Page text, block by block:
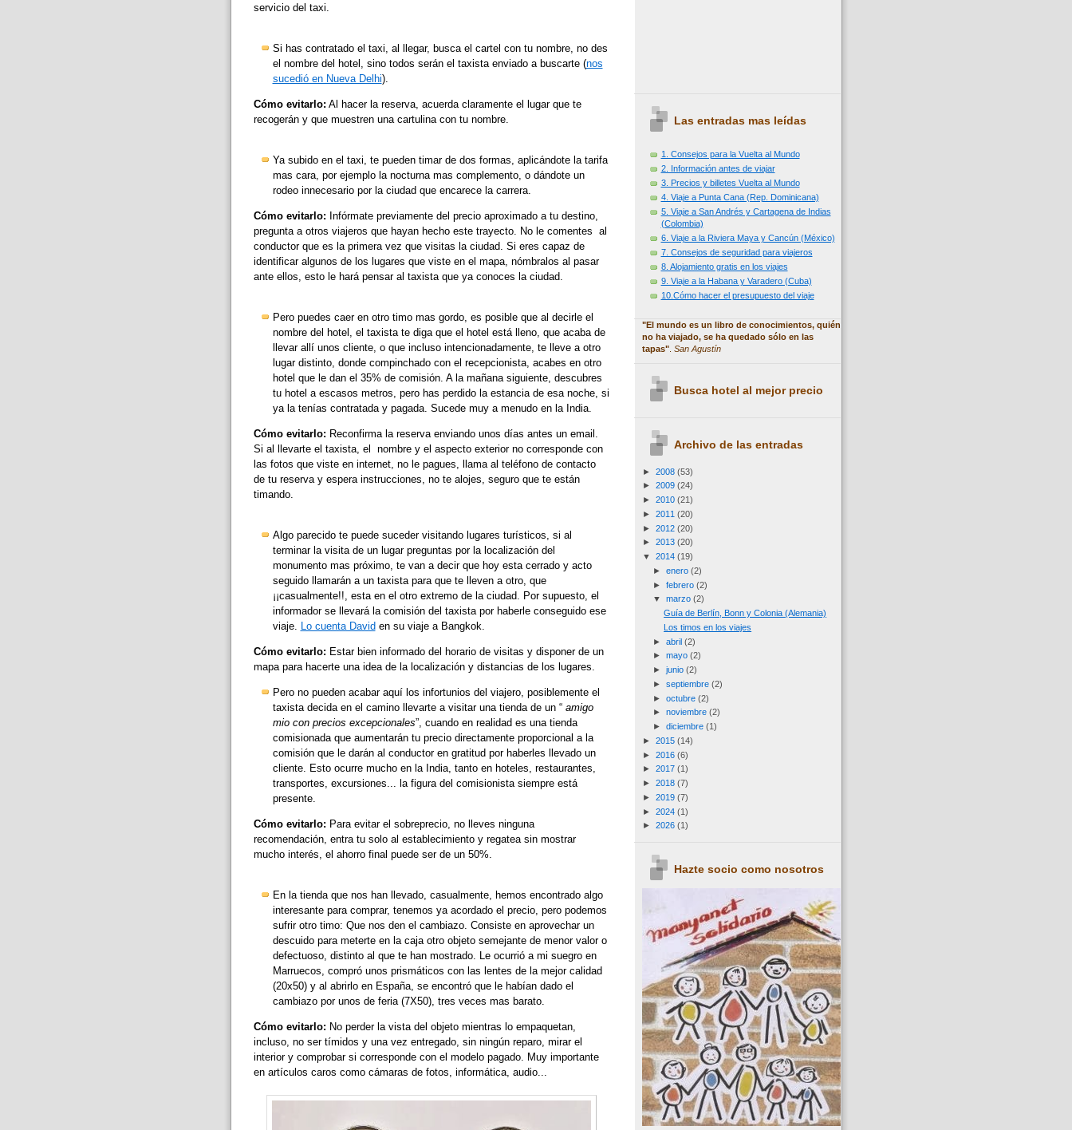
servicio del taxi.
Si has contratado el taxi, al llegar, busca el cartel con tu nombre, no des
el nombre del hotel, sino todos serán el taxista enviado a buscarte (nos
sucedió en Nueva Delhi).
Cómo evitarlo: Al hacer la reserva, acuerda claramente el lugar que te
recogerán y que muestren una cartulina con tu nombre.
Ya subido en el taxi, te pueden timar de dos formas, aplicándote la tarifa
mas cara, por ejemplo la nocturna mas complemento, o dándote un
rodeo innecesario por la ciudad que encarece la carrera.
Cómo evitarlo: Infórmate previamente del precio aproximado a tu destino,
pregunta a otros viajeros que hayan hecho este trayecto. No le comentes al
conductor que es la primera vez que visitas la ciudad. Si eres capaz de
identificar algunos de los lugares que viste en el mapa, nómbralos al pasar
ante ellos, esto le hará pensar al taxista que ya conoces la ciudad.
Pero puedes caer en otro timo mas gordo, es posible que al decirle el
nombre del hotel, el taxista te diga que el hotel está lleno, que acaba de
llevar allí unos cliente, o que incluso intencionadamente, te lleve a otro
lugar distinto, donde compinchado con el recepcionista, acabes en otro
hotel que le dan el 35% de comisión. A la mañana siguiente, descubres
tu hotel a escasos metros, pero has perdido la estancia de esa noche, si
ya la tenías contratada y pagada. Sucede muy a menudo en la India.
Cómo evitarlo: Reconfirma la reserva enviando unos días antes un email.
Si al llevarte el taxista, el nombre y el aspecto exterior no corresponde con
las fotos que viste en internet, no le pagues, llama al teléfono de contacto
de tu reserva y espera instrucciones, no te alojes, seguro que te están
timando.
Algo parecido te puede suceder visitando lugares turísticos, si al
terminar la visita de un lugar preguntas por la localización del
monumento mas próximo, te van a decir que hoy esta cerrado y acto
seguido llamarán a un taxista para que te lleven a otro, que
¡¡casualmente!!, esta en el otro extremo de la ciudad. Por supuesto, el
informador se llevará la comisión del taxista por haberle conseguido ese
viaje.
Lo cuenta David en su viaje a Bangkok.
Cómo evitarlo: Estar bien informado del horario de visitas y disponer de un
mapa para hacerte una idea de la localización y distancias de los lugares.
Pero no pueden acabar aquí los infortunios del viajero, posiblemente el
taxista decida en el camino llevarte a visitar una tienda de un “ amigo
mio con precios excepcionales”, cuando en realidad es una tienda
comisionada que aumentarán tu precio directamente proporcional a la
comisión que le darán al conductor en gratitud por haberles llevado un
cliente. Esto ocurre mucho en la India, tanto en hoteles, restaurantes,
transportes, excursiones... la figura del comisionista siempre está
presente.
Cómo evitarlo: Para evitar el sobreprecio, no lleves ninguna
recomendación, entra tu solo al establecimiento y regatea sin mostrar
mucho interés, el ahorro final puede ser de un 50%.
En la tienda que nos han llevado, casualmente, hemos encontrado algo
interesante para comprar, tenemos ya acordado el precio, pero podemos
sufrir otro timo: Que nos den el cambiazo. Consiste en aprovechar un
descuido para meterte en la caja otro objeto semejante de menor valor o
defectuoso, distinto al que te han mostrado. Le ocurrió a mi suegro en
Marruecos, compró unos prismáticos con las lentes de la mejor calidad
(20x50) y al abrirlo en España, se encontró que le habían dado el
cambiazo por unos de feria (7X50), tres veces mas barato.
Cómo evitarlo: No perder la vista del objeto mientras lo empaquetan,
incluso, no ser tímidos y una vez entregado, sin ningún reparo, mirar el
interior y comprobar si corresponde con el modelo pagado. Muy importante
en artículos caros como cámaras de fotos, informática, audio...
Las entradas mas leídas
1. Consejos para la Vuelta al Mundo
2. Información antes de viajar
3. Precios y billetes Vuelta al Mundo
4. Viaje a Punta Cana (Rep. Dominicana)
5. Viaje a San Andrés y Cartagena de Indias
(Colombia)
6. Viaje a la Riviera Maya y Cancún (México)
7. Consejos de seguridad para viajeros
8. Alojamiento gratis en los viajes
9. Viaje a la Habana y Varadero (Cuba)
10.Cómo hacer el presupuesto del viaje
"El mundo es un libro de conocimientos, quién
no ha viajado, se ha quedado sólo en las
tapas". San Agustín
Busca hotel al mejor precio
Archivo de las entradas
► 2008 (53)
► 2009 (24)
► 2010 (21)
► 2011 (20)
► 2012 (20)
► 2013 (20)
▼ 2014 (19)
► enero (2)
► febrero (2)
▼ marzo (2)
Guía de Berlín, Bonn y Colonia (Alemania)
Los timos en los viajes
► abril (2)
► mayo (2)
► junio (2)
► septiembre (2)
► octubre (2)
► noviembre (2)
► diciembre (1)
► 2015 (14)
► 2016 (6)
► 2017 (1)
► 2018 (7)
► 2019 (7)
► 2024 (1)
► 2026 (1)
Hazte socio como nosotros